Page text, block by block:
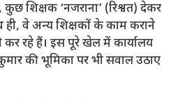
शिक्षक ‘नजराना’ (रिश्वत) देकर
ही, वे अन्य शिक्षकों के काम कराने
रहे हैं। इस पूरे खेल में कार्यालय
की भूमिका पर भी सवाल उठाए